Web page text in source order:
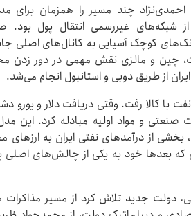
چند مسیر را همزمان برای
از شبکه‌های غیررسمی انتقال پول بود.
کوچک آسیایی به کانال‌های اصلی
چین و مالزی نقش مهمی در دور زدن
از طریق دوبی و استانبول انجام می‌شد.
با کالا رفت. وقتی دریافت دلار و یورو
صنعتی و مواد اولیه مبادله کرد. این
از درآمدهای نفتی ایران به ارزهای
بعدها خود به یکی از چالش‌های اصلی
دولت جدید تلاش کرد از مسیر